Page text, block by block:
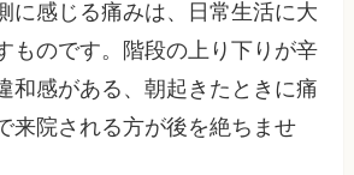
に感じる痛みは、日常生活に大
ものです。階段の上り下りが辛
和感がある、朝起きたときに痛
来院される方が後を絶ちませ